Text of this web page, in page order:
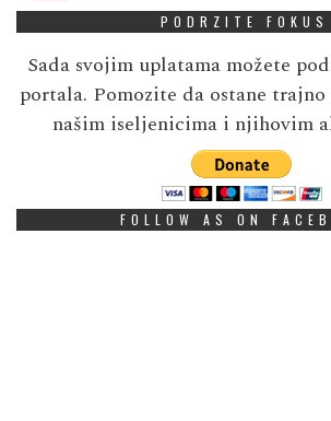
PODRZITE FOKUS
Sada svojim uplatama možete
portala. Pomozite da ostane trajno
našim iseljenicima i njihovim
FOLLOW AS ON